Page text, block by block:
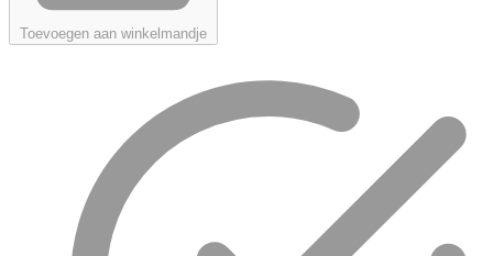
Toevoegen aan winkelmandje